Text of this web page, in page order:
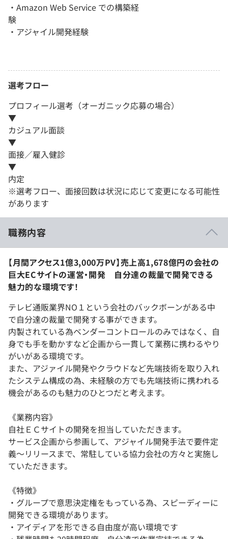
・Amazon Web Service での構築経
験
・アジャイル開発経験
選考フロー
プロフィール選考（オーガニック応募の場合）
▼
カジュアル面談
▼
面接／雇入健診
▼
内定
※選考フロー、面接回数は状況に応じて変更になる可能性
があります
職務内容
【月間アクセス1億3,000万PV】売上高1,678億円の会社の
巨大ECサイトの運営・開発 自分達の裁量で開発できる
魅力的な環境です！
テレビ通販業界NO１という会社のバックボーンがある中
で自分達の裁量で開発する事ができます。
内製されている為ベンダーコントロールのみではなく、自
身でも手を動かすなど企画から一貫して業務に携わるやり
がいがある環境です。
また、アジァイル開発やクラウドなど先端技術を取り入れ
たシステム構成の為、未経験の方でも先端技術に携われる
機会があるのも魅力のひとつだと考えます。
《業務内容》
自社ＥＣサイトの開発を担当していただきます。
サービス企画から参画して、アジャイル開発手法で要件定
義～リリースまで、常駐している協力会社の方々と実施し
ていただきます。
《特徴》
・グループで意思決定権をもっている為、スピーディーに
開発できる環境があります。
・アイディアを形できる自由度が高い環境です